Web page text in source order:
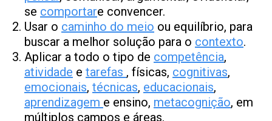
se comportare convencer.
Usar o caminho do meio ou equilíbrio, para
buscar a melhor solução para o contexto.
Aplicar a todo o tipo de competência,
atividade e tarefas , físicas, cognitivas,
emocionais, técnicas, educacionais,
aprendizagem e ensino, metacognição, em
múltiplos campos e áreas.